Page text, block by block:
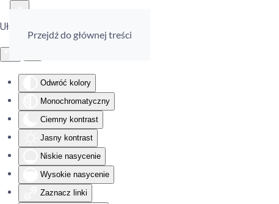
Ułatwienia dostępu
Odwróć kolory
Monochromatyczny
Ciemny kontrast
Jasny kontrast
Niskie nasycenie
Wysokie nasycenie
Zaznacz linki
Przejdź do głównej treści